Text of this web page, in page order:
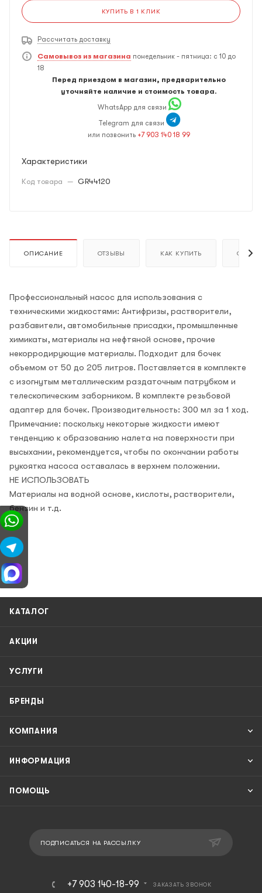
КУПИТЬ В 1 КЛИК
Рассчитать доставку
Самовывоз из магазина понедельник - пятница: с 10 до
18
Перед приездом в магазин, предварительно
уточняйте наличие и стоимость товара.
WhatsApp для связи
Telegram для связи
или позвонить +7 903 140 18 99
Характеристики
Код товара — GR44120
ОПИСАНИЕ ОТЗЫВЫ КАК КУПИТЬ ОПЛАТА
Профессиональный насос для использования с
техническими жидкостями: Антифризы, растворители,
разбавители, автомобильные присадки, промышленные
химикаты, материалы на нефтяной основе, прочие
некорродирующие материалы. Подходит для бочек
объемом от 50 до 205 литров. Поставляется в комплекте
с изогнутым металлическим раздаточным патрубком и
телескопическим заборником. В комплекте резьбовой
адаптер для бочек. Производительность: 300 мл за 1 ход.
Примечание: поскольку некоторые жидкости имеют
тенденцию к образованию налета на поверхности при
высыхании, рекомендуется, чтобы по окончании работы
рукоятка насоса оставалась в верхнем положении.
НЕ ИСПОЛЬЗОВАТЬ
Материалы на водной основе, кислоты, растворители,
бензин и т.д.
КАТАЛОГ
АКЦИИ
УСЛУГИ
БРЕНДЫ
КОМПАНИЯ
ИНФОРМАЦИЯ
ПОМОЩЬ
ПОДПИСАТЬСЯ НА РАССЫЛКУ
+7 903 140-18-99 ЗАКАЗАТЬ ЗВОНОК